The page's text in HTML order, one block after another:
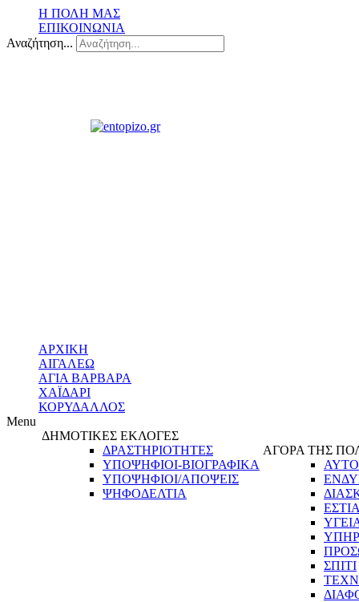
Η ΠΟΛΗ ΜΑΣ
ΕΠΙΚΟΙΝΩΝΙΑ
Αναζήτηση...
ΑΡΧΙΚΗ
ΑΙΓΑΛΕΩ
ΑΓΙΑ ΒΑΡΒΑΡΑ
ΧΑΪΔΑΡΙ
ΚΟΡΥΔΑΛΛΟΣ
Menu
ΔΗΜΟΤΙΚΕΣ ΕΚΛΟΓΕΣ
ΔΡΑΣΤΗΡΙΟΤΗΤΕΣ
ΥΠΟΨΗΦΙΟΙ-ΒΙΟΓΡΑΦΙΚΑ
ΥΠΟΨΗΦΙΟΙ/ΑΠΟΨΕΙΣ
ΨΗΦΟΔΕΛΤΙΑ
ΑΓΟΡΑ ΤΗΣ
ΣΠΙΤΙ